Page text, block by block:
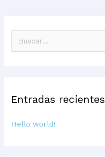
a
Entradas recientes
Hello world!